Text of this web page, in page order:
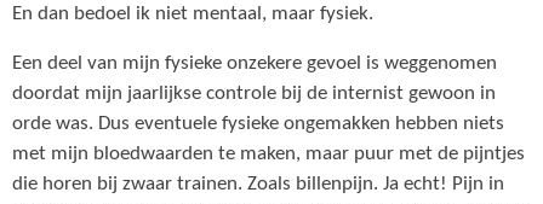
En dan bedoel ik niet mentaal, maar fysiek.
Een deel van mijn fysieke onzekere gevoel is weggenomen
doordat mijn jaarlijkse controle bij de internist gewoon in
orde was. Dus eventuele fysieke ongemakken hebben niets
met mijn bloedwaarden te maken, maar puur met de pijntjes
die horen bij zwaar trainen. Zoals billenpijn. Ja echt! Pijn in